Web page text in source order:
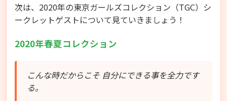
次は、2020年の東京ガールズコレクション（TGC）シ
ークレットゲストについて見ていきましょう！
2020年春夏コレクション
こんな時だからこそ 自分にできる事を全力です
る。